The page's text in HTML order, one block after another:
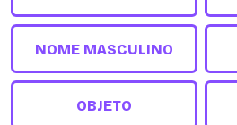
NOME MASCULINO
OBJETO